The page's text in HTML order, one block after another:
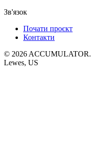
Зв'язок
Почати проєкт
Контакти
© 2026 ACCUMULATOR.
Lewes, US